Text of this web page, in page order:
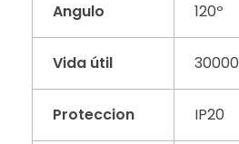
Angulo 120º
Vida útil 30000
Proteccion IP20